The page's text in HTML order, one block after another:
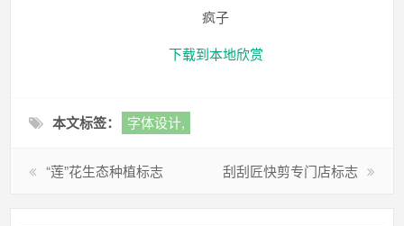
疯子
下载到本地欣赏
本文标签： 字体设计,
“莲”花生态种植标志 刮刮匠快剪专门店标志